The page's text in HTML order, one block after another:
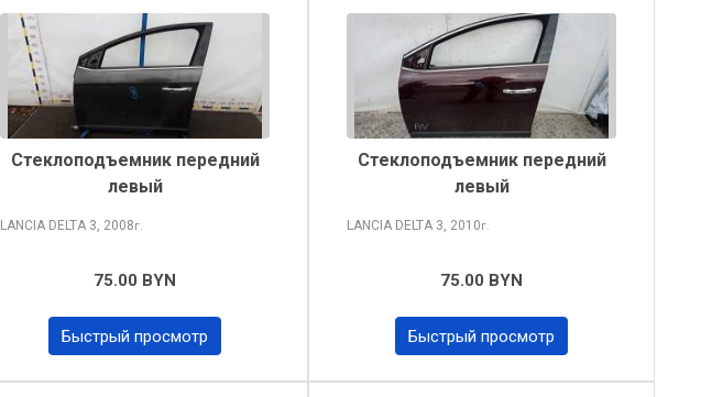
Стеклоподъемник передний
левый
LANCIA DELTA 3, 2008г.
75.00 BYN
Быстрый просмотр
Стеклоподъемник передний
левый
LANCIA DELTA 3, 2010г.
75.00 BYN
Быстрый просмотр